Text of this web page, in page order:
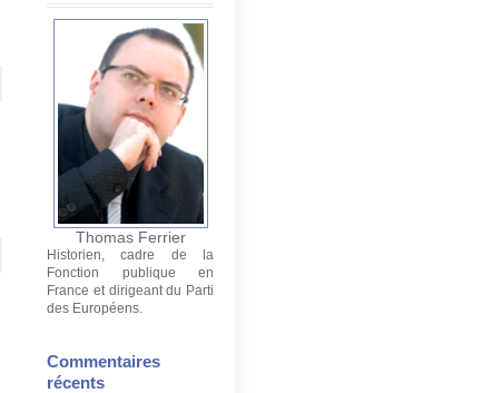
Thomas Ferrier
Historien, cadre de la
Fonction publique en
France et dirigeant du Parti
des Européens.
Commentaires
récents